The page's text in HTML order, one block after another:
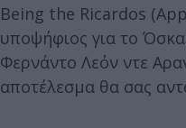
Being the Ricardos
υποψήφιος για το
Φερνάντο Λεόν ντε
αποτέλεσμα θα σας